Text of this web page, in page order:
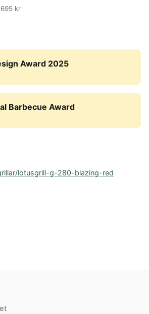
kr
Award 2025
Barbecue Award
lotusgrill-g-280-blazing-red